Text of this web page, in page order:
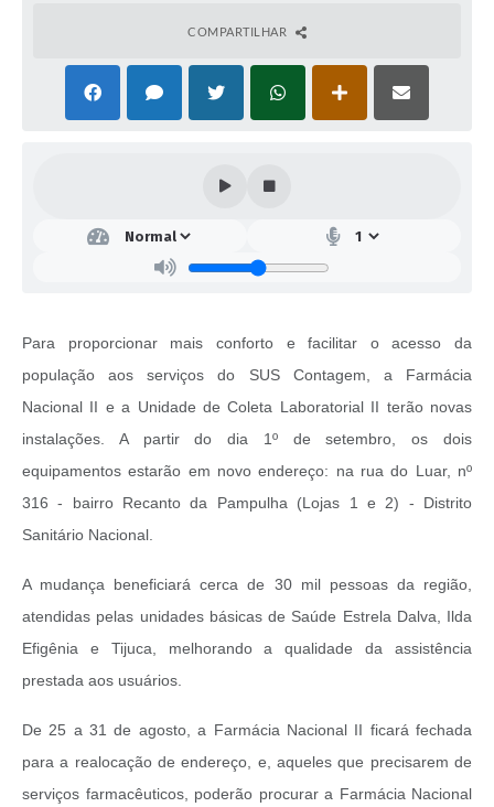
COMPARTILHAR
Para proporcionar mais conforto e facilitar o acesso da
população aos serviços do SUS Contagem, a Farmácia
Nacional II e a Unidade de Coleta Laboratorial II terão novas
instalações. A partir do dia 1º de setembro, os dois
equipamentos estarão em novo endereço: na rua do Luar, nº
316 - bairro Recanto da Pampulha (Lojas 1 e 2) - Distrito
Sanitário Nacional.
A mudança beneficiará cerca de 30 mil pessoas da região,
atendidas pelas unidades básicas de Saúde Estrela Dalva, Ilda
Efigênia e Tijuca, melhorando a qualidade da assistência
prestada aos usuários.
De 25 a 31 de agosto, a Farmácia Nacional II ficará fechada
para a realocação de endereço, e, aqueles que precisarem de
serviços farmacêuticos, poderão procurar a Farmácia Nacional